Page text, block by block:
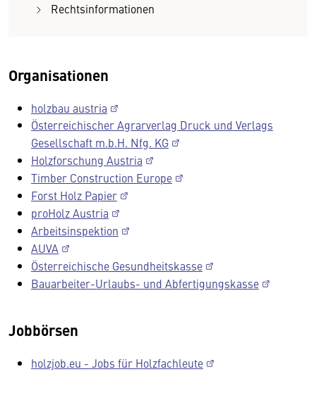
Rechtsinformationen
Organisationen
holzbau austria
Österreichischer Agrarverlag Druck und Verlags
Gesellschaft m.b.H. Nfg. KG
Holzforschung Austria
Timber Construction Europe
Forst Holz Papier
proHolz Austria
Arbeitsinspektion
AUVA
Österreichische Gesundheitskasse
Bauarbeiter-Urlaubs- und Abfertigungskasse
Jobbörsen
holzjob.eu - Jobs für Holzfachleute